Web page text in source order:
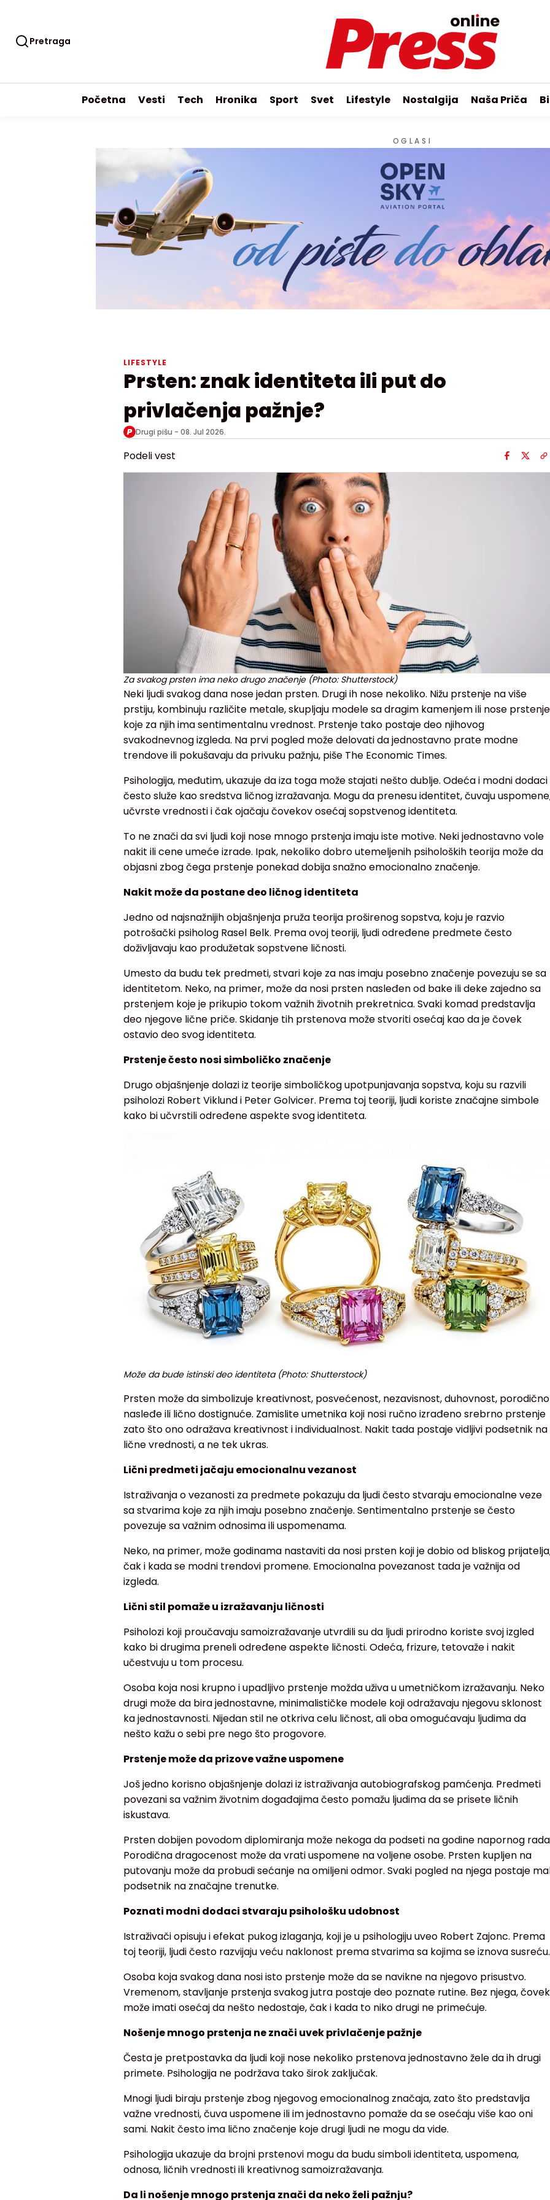
Pretraga
Početna Vesti Tech Hronika Sport Svet Lifestyle Nostalgija Naša Priča
OGLASI
LIFESTYLE
Prsten: znak identiteta ili put do
privlačenja pažnje?
Drugi pišu - 08. Jul 2026.
Podeli vest
Za svakog prsten ima neko drugo značenje (Photo: Shutterstock)
Neki ljudi svakog dana nose jedan prsten. Drugi ih nose nekoliko. Nižu prstenje na više
prstiju, kombinuju različite metale, skupljaju modele sa dragim kamenjem ili nose prstenje
koje za njih ima sentimentalnu vrednost. Prstenje tako postaje deo njihovog
svakodnevnog izgleda. Na prvi pogled može delovati da jednostavno prate modne
trendove ili pokušavaju da privuku pažnju, piše The Economic Times.
Psihologija, međutim, ukazuje da iza toga može stajati nešto dublje. Odeća i modni dodaci
često služe kao sredstva ličnog izražavanja. Mogu da prenesu identitet, čuvaju
učvrste vrednosti i čak ojačaju čovekov osećaj sopstvenog identiteta.
To ne znači da svi ljudi koji nose mnogo prstenja imaju iste motive. Neki jednostavno vole
nakit ili cene umeće izrade. Ipak, nekoliko dobro utemeljenih psiholoških teorija može da
objasni zbog čega prstenje ponekad dobija snažno emocionalno značenje.
Nakit može da postane deo ličnog identiteta
Jedno od najsnažnijih objašnjenja pruža teorija proširenog sopstva, koju je razvio
potrošački psiholog Rasel Belk. Prema ovoj teoriji, ljudi određene predmete često
doživljavaju kao produžetak sopstvene ličnosti.
Umesto da budu tek predmeti, stvari koje za nas imaju posebno značenje povezuju se sa
identitetom. Neko, na primer, može da nosi prsten nasleđen od bake ili deke zajedno sa
prstenjem koje je prikupio tokom važnih životnih prekretnica. Svaki komad predstavlja
deo njegove lične priče. Skidanje tih prstenova može stvoriti osećaj kao da je čovek
ostavio deo svog identiteta.
Prstenje često nosi simboličko značenje
Drugo objašnjenje dolazi iz teorije simboličkog upotpunjavanja sopstva, koju su razvili
psiholozi Robert Viklund i Peter Golvicer. Prema toj teoriji, ljudi koriste značajne simbole
kako bi učvrstili određene aspekte svog identiteta.
Može da bude istinski deo identiteta (Photo: Shutterstock)
Prsten može da simbolizuje kreativnost, posvećenost, nezavisnost, duhovnost, porodično
nasleđe ili lično dostignuće. Zamislite umetnika koji nosi ručno izrađeno srebrno prstenje
zato što ono odražava kreativnost i individualnost. Nakit tada postaje vidljivi podsetnik na
lične vrednosti, a ne tek ukras.
Lični predmeti jačaju emocionalnu vezanost
Istraživanja o vezanosti za predmete pokazuju da ljudi često stvaraju emocionalne veze
sa stvarima koje za njih imaju posebno značenje. Sentimentalno prstenje se često
povezuje sa važnim odnosima ili uspomenama.
Neko, na primer, može godinama nastaviti da nosi prsten koji je dobio od bliskog
čak i kada se modni trendovi promene. Emocionalna povezanost tada je važnija od
izgleda.
Lični stil pomaže u izražavanju ličnosti
Psiholozi koji proučavaju samoizražavanje utvrdili su da ljudi prirodno koriste svoj izgled
kako bi drugima preneli određene aspekte ličnosti. Odeća, frizure, tetovaže i nakit
učestvuju u tom procesu.
Osoba koja nosi krupno i upadljivo prstenje možda uživa u umetničkom izražavanju. Neko
drugi može da bira jednostavne, minimalističke modele koji odražavaju njegovu sklonost
ka jednostavnosti. Nijedan stil ne otkriva celu ličnost, ali oba omogućavaju ljudima da
nešto kažu o sebi pre nego što progovore.
Prstenje može da prizove važne uspomene
Još jedno korisno objašnjenje dolazi iz istraživanja autobiografskog pamćenja. Predmeti
povezani sa važnim životnim događajima često pomažu ljudima da se prisete ličnih
iskustava.
Prsten dobijen povodom diplomiranja može nekoga da podseti na godine napornog
Porodična dragocenost može da vrati uspomene na voljene osobe. Prsten kupljen na
putovanju može da probudi sećanje na omiljeni odmor. Svaki pogled na njega postaje
podsetnik na značajne trenutke.
Poznati modni dodaci stvaraju psihološku udobnost
Istraživači opisuju i efekat pukog izlaganja, koji je u psihologiju uveo Robert Zajonc. Prema
toj teoriji, ljudi često razvijaju veću naklonost prema stvarima sa kojima se iznova susreću.
Osoba koja svakog dana nosi isto prstenje može da se navikne na njegovo prisustvo.
Vremenom, stavljanje prstenja svakog jutra postaje deo poznate rutine. Bez njega, čovek
može imati osećaj da nešto nedostaje, čak i kada to niko drugi ne primećuje.
Nošenje mnogo prstenja ne znači uvek privlačenje pažnje
Česta je pretpostavka da ljudi koji nose nekoliko prstenova jednostavno žele da ih drugi
primete. Psihologija ne podržava tako širok zaključak.
Mnogi ljudi biraju prstenje zbog njegovog emocionalnog značaja, zato što predstavlja
važne vrednosti, čuva uspomene ili im jednostavno pomaže da se osećaju više kao oni
sami. Nakit često ima lično značenje koje drugi ljudi ne mogu da vide.
Psihologija ukazuje da brojni prstenovi mogu da budu simboli identiteta, uspomena,
odnosa, ličnih vrednosti ili kreativnog samoizražavanja.
Da li nošenje mnogo prstenja znači da neko želi pažnju?